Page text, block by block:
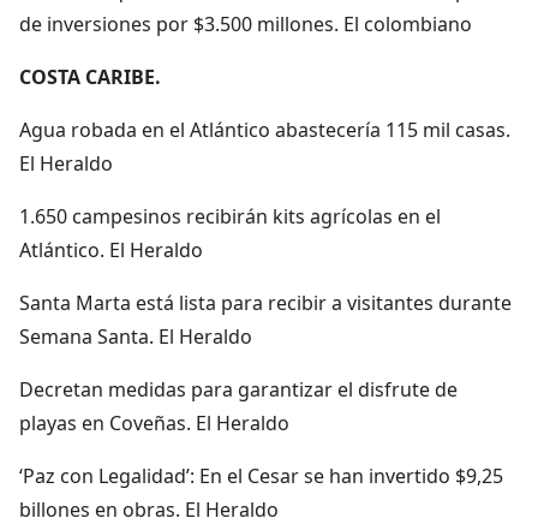
de inversiones por $3.500 millones. El colombiano
COSTA CARIBE.
Agua robada en el Atlántico abastecería 115 mil casas.
El Heraldo
1.650 campesinos recibirán kits agrícolas en el
Atlántico. El Heraldo
Santa Marta está lista para recibir a visitantes durante
Semana Santa. El Heraldo
Decretan medidas para garantizar el disfrute de
playas en Coveñas. El Heraldo
‘Paz con Legalidad’: En el Cesar se han invertido $9,25
billones en obras. El Heraldo